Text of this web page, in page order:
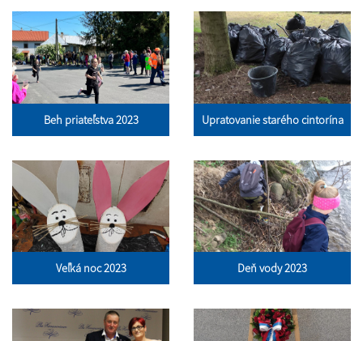
Beh priateľstva 2023 Upratovanie starého cintorína
Veľká noc 2023 Deň vody 2023